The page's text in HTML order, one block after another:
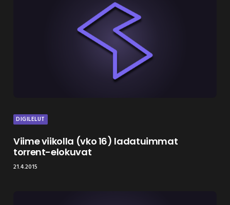
DIGILELUT
Viime viikolla (vko 16) ladatuimmat
torrent-elokuvat
21.4.2015